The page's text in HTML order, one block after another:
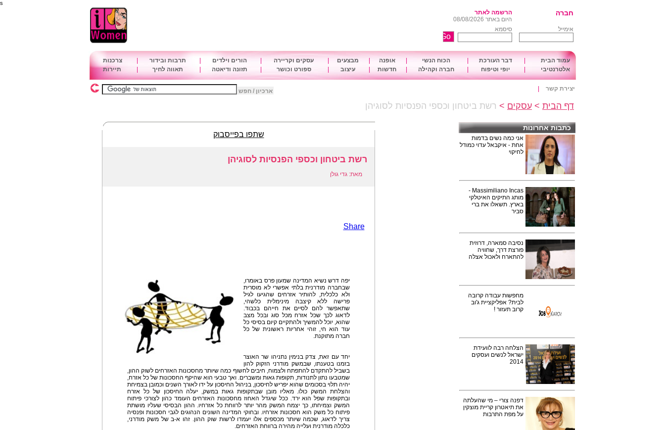
s
חברה
הרשמה לאתר
היום באתר 08/08/2026
אימייל
סיסמא
עמוד הבית דבר העורכת הכוח הנשי אופנה מבצעים עסקים וקריירה הורים וילדים תרבות ובידור
צרכנות
אלטרנטיבי
יופי וטיפוח חברה וקהילה חדשות עיצוב ספורט וכושר תזונה ודיאטה תאווה לחיך תיירות
יצירת קשר ארכיון / חפש
דף הבית > עסקים > רשת ביטחון וכספי הפנסיות לסוגיהן
כתבות אחרונות
אני כמה נשים בדמות
אחת - איקבאל עדוי כמודל
לחיקוי
Massimiliano Incas -
מותג התיקים האיטלקי
בארץ. תשאלו את ברי
סביר
נסיבה סמארה, דרוזית
פורצת דרך, שחוויה
להתארח ולאכול אצלה
מחפשות עבודה קרובה
לבית? אפליקציית ג'וב
קרוב תעזור !
הצלחה רבה לוועידת
ישראל לנשים ועסקים
2014
דפנה צורי – מי שהעלתה
את תיאטרון קריית מוצקין
על מפת התרבות
שתפו בפייסבוק
רשת ביטחון וכספי הפנסיות לסוגיהן
מאת: גדי גולן
Share
יפה דרש נשיא המדינה שמעון פרס באומרו,
שבחברה מודרנית בלתי אפשרי לא מוסרית
ולא כלכלית, להותיר אזרחים שהגיעו לגיל
פרישה ללא קיצבה מינימלית כלשהי,
שתאפשר להם לסיים את חייהם בכבוד.
לדאוג לכך שכל אזרח מכל סוג ובכל מצב
שהוא, יוכל להמשיך ולהתקיים קיום בסיסי כל
עוד הוא חי, זוהי אחריות ראשונית של כל
חברה מתוקנת.
יחד עם זאת, צדק בנימין נתניהו שר האוצר
בזמנו בטענתו, שבמשק מודרני הזקוק להון
בשביל להתקדם להתפתח ולצמוח, חיבים לחשוף כמה שיותר מחסכונות האזרחים לשוק ההון,
שמטבעו נתון לתנודות, תקופות גאות ומשברים. ואך טבעי הוא שהיקף החסכונות של כל אזרח,
יהיה תלוי בסכומים שהוא יפריש לחיסכון, בניהול החיסכון על ידו לאורך השנים וכמובן בצמיחת
והצלחת המשק כולו. מאליו מובן שבתקופות גאות במשק, יעלה החיסכון של כל אזרח
ובתקופות שפל הוא ירד. ככל שיגדל האחוז מחסכונות האזרחים העומד כהון לצורכי פיתוח
המשק וצמיחתו, כך יצמח המשק מהר יותר לרווחת כל אזרחיו. ההון הבסיסי שעליו מושתת
פיתוח כל משק הוא חסכונות אזרחיו. ובחוקי המדינה השונים הנהוגים לגבי חסכונות ופנסיה
צריך לדאוג, שכמה שיותר מכספים אלו יעמדו לרשות שוק ההון. זהו א-ב של משק מודרני,
כלכלה מודרנית ועלייה מהירה ברווחת האזרחים.